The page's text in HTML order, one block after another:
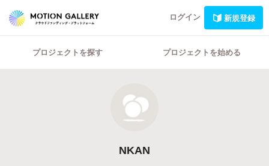
ログイン 新規登録
プロジェクトを探す プロジェクトを始める
NKAN